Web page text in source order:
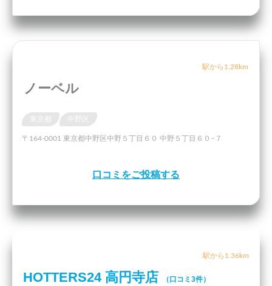
駅から1.28km
ノーベル
東京都 中野区
〒164-0001 東京都中野区中野５丁目６０ 中野５丁目６０−７
口コミをご投稿する
駅から1.36km
HOTTERS24 高円寺店 （口コミ3件）